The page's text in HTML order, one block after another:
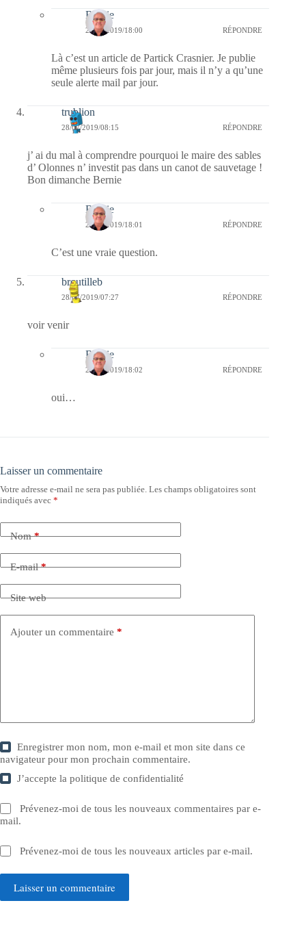
Bernie
28/07/2019/18:00 RÉPONDRE
Là c’est un article de Partick Crasnier. Je publie
même plusieurs fois par jour, mais il n’y a qu’une
seule alerte mail par jour.
trublion
28/07/2019/08:15 RÉPONDRE
j’ ai du mal à comprendre pourquoi le maire des sables
d’ Olonnes n’ investit pas dans un canot de sauvetage !
Bon dimanche Bernie
Bernie
28/07/2019/18:01 RÉPONDRE
C’est une vraie question.
broutilleb
28/07/2019/07:27 RÉPONDRE
voir venir
Bernie
28/07/2019/18:02 RÉPONDRE
oui…
Laisser un commentaire
Votre adresse e-mail ne sera pas publiée. Les champs obligatoires sont
indiqués avec *
Nom*
E-mail*
Site web
Ajouter un commentaire *
Enregistrer mon nom, mon e-mail et mon site dans ce
navigateur pour mon prochain commentaire.
J’accepte lapolitique de confidentialité
Prévenez-moi de tous les nouveaux commentaires par e-
mail.
Prévenez-moi de tous les nouveaux articles par e-mail.
Laisser un commentaire